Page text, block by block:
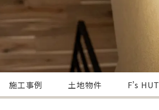
施工事例 土地物件 F’s HUT